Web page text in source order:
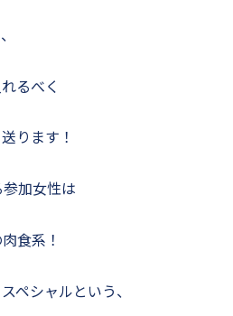
るべく
ります！
加女性は
食系！
ペシャルという、